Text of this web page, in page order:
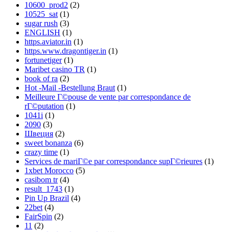
10600_prod2 (2)
10525_sat (1)
sugar rush (3)
ENGLISH (1)
https.aviator.in (1)
https.www.dragontiger.in (1)
fortunetiger(1)
Maribet casino TR (1)
book of ra (2)
Hot -Mail -Bestellung Braut (1)
Meilleure Г©pouse de vente par correspondance de
rГ©putation (1)
1041i (1)
2090 (3)
Швеция (2)
sweet bonanza (6)
crazy time (1)
Services de mariГ©e par correspondance supГ©rieures (1)
1xbet Morocco (5)
casibom tr(4)
result_1743 (1)
Pin Up Brazil (4)
22bet (4)
FairSpin (2)
11 (2)